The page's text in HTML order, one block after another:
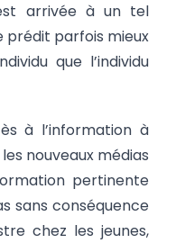
arrivée à un tel
prédit parfois mieux
que l’individu
à l’information à
nouveaux médias
pertinente
sans conséquence
chez les jeunes,